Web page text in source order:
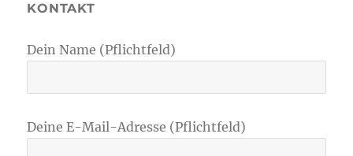
KONTAKT
Dein Name (Pflichtfeld)
Deine E-Mail-Adresse (Pflichtfeld)